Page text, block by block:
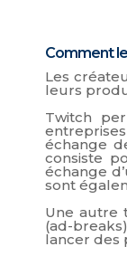
Comment
Les
leurs
Twitch
échange
consiste
échange
sont
Une autre
(ad-
lancer des